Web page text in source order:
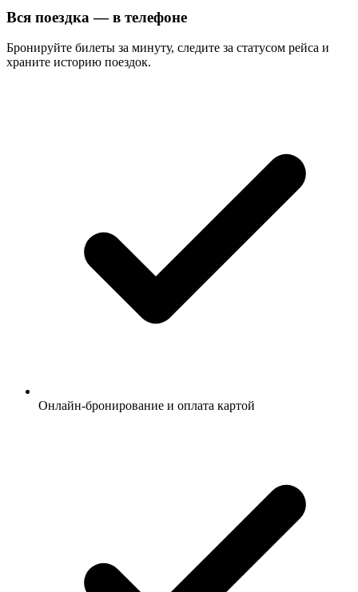
Вся поездка — в телефоне
Бронируйте билеты за минуту, следите за статусом рейса и
храните историю поездок.
Онлайн-бронирование и оплата картой